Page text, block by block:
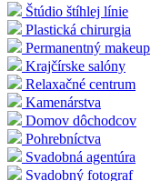
Štúdio štíhlej línie
Plastická chirurgia
Permanentný makeup
Krajčírske salóny
Relaxačné centrum
Kamenárstva
Domov dôchodcov
Pohrebníctva
Svadobná agentúra
Svadobný fotograf